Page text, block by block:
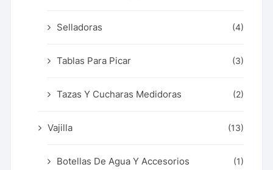
Selladoras (4)
Tablas Para Picar (3)
Tazas Y Cucharas Medidoras (2)
Vajilla (13)
Botellas De Agua Y Accesorios (1)